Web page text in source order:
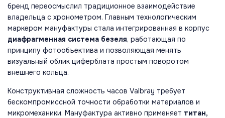
бренд переосмыслил традиционное взаимодействие
владельца с хронометром. Главным технологическим
маркером мануфактуры стала интегрированная в корпус
диафрагменная система безеля, работающая по
принципу фотообъектива и позволяющая менять
визуальный облик циферблата простым поворотом
внешнего кольца.
Конструктивная сложность часов Valbray требует
бескомпромиссной точности обработки материалов и
микромеханики. Мануфактура активно применяет титан,